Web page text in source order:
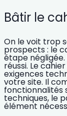
Bâtir le
On le voit trop
prospects : le
étape
réussi. Le
exigences
votre site. Il
fonctionnalités
techniques, le
élément